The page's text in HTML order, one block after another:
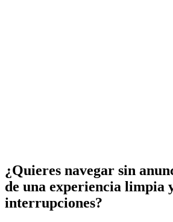
¿Quieres navegar sin
de una experiencia limpia
interrupciones?